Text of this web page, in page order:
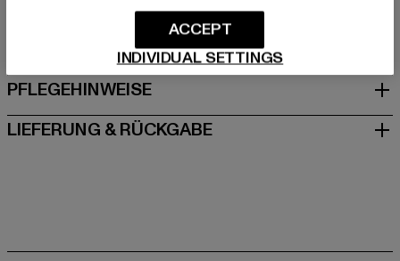
GRÖSSE & PASSFORM
PFLEGEHINWEISE
LIEFERUNG & RÜCKGABE
INDIVIDUAL SETTINGS
ACCEPT